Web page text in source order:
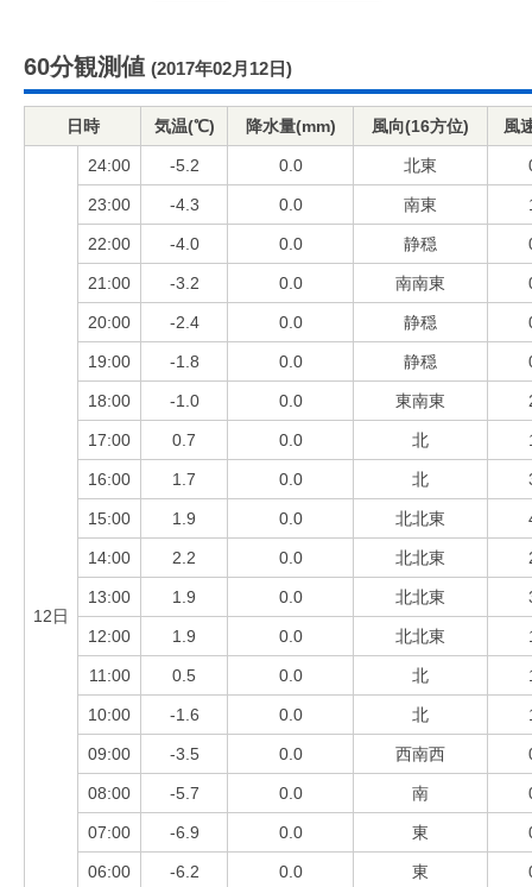
60分観測値 (2017年02月12日)
日時 気温(℃) 降水量(mm) 風向(16方位) 風
12日
24:00 -5.2 0.0 北東
23:00 -4.3 0.0 南東
22:00 -4.0 0.0 静穏
21:00 -3.2 0.0 南南東
20:00 -2.4 0.0 静穏
19:00 -1.8 0.0 静穏
18:00 -1.0 0.0 東南東
17:00 0.7 0.0 北
16:00 1.7 0.0 北
15:00 1.9 0.0 北北東
14:00 2.2 0.0 北北東
13:00 1.9 0.0 北北東
12:00 1.9 0.0 北北東
11:00 0.5 0.0 北
10:00 -1.6 0.0 北
09:00 -3.5 0.0 西南西
08:00 -5.7 0.0 南
07:00 -6.9 0.0 東
06:00 -6.2 0.0 東